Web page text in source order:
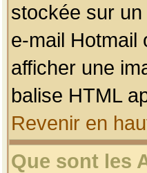
stockée sur
e-mail Hotmail
afficher une
balise HTML
Revenir en
Que sont les